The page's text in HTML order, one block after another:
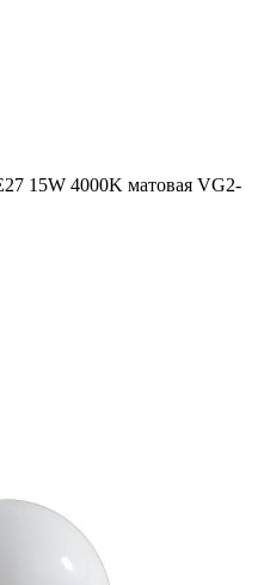
15W 4000K матовая VG2-